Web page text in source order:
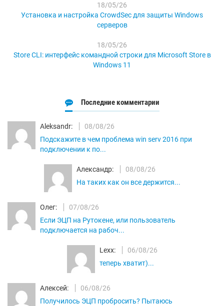
18/05/26
Установка и настройка CrowdSec для защиты Windows
серверов
18/05/26
Store CLI: интерфейс командной строки для Microsoft Store в
Windows 11
Последние комментарии
Aleksandr:
08/08/26
Подскажите в чем проблема win serv 2016 при
подключении к по...
Александр:
08/08/26
На таких как он все держится...
Олег:
07/08/26
Если ЭЦП на Рутокене, или пользователь
подключается на рабоч...
Lexx:
06/08/26
теперь хватит)...
Алексей:
06/08/26
Получилось ЭЦП пробросить? Пытаюсь